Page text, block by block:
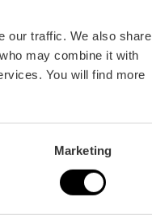
our traffic. We also share
may combine it with
You will find more
Marketing